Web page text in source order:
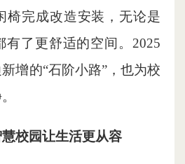
椅完成改造安装，无论是
有了更舒适的空间。2025
增的“石阶小路”，也为校
校园让生活更从容